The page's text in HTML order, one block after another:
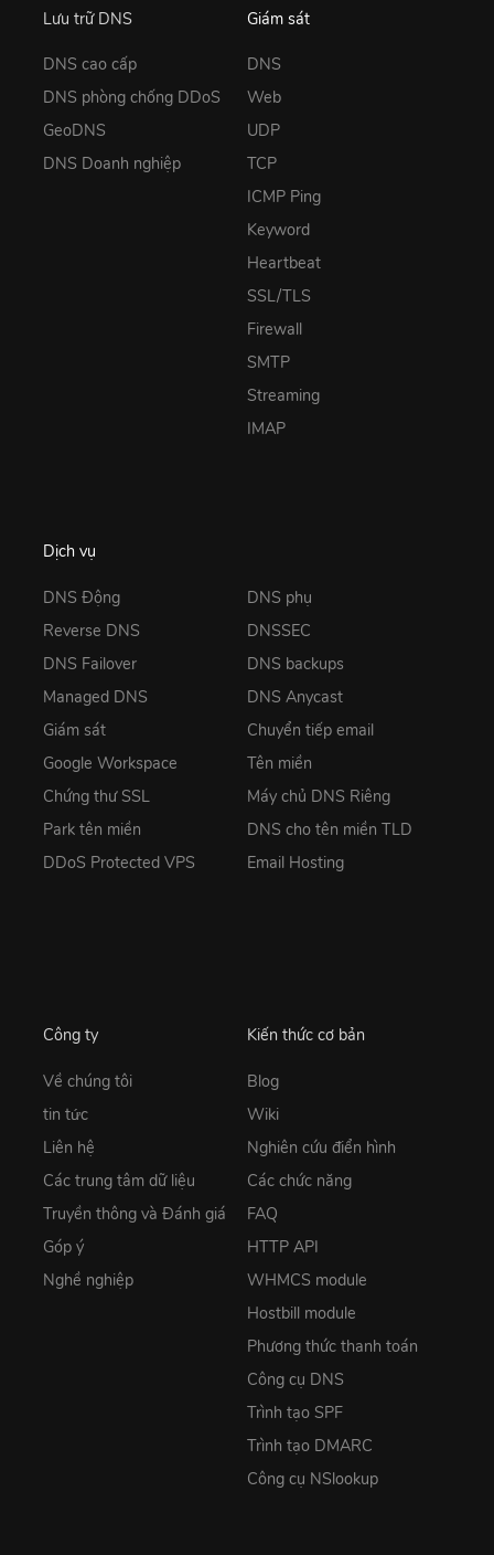
Lưu trữ DNS
DNS cao cấp
DNS phòng chống DDoS
GeoDNS
DNS Doanh nghiệp
Giám sát
DNS
Web
UDP
TCP
ICMP Ping
Keyword
Heartbeat
SSL/TLS
Firewall
SMTP
Streaming
IMAP
Dịch vụ
DNS Động
Reverse DNS
DNS Failover
Managed DNS
Giám sát
Google Workspace
Chứng thư SSL
Park tên miền
DDoS Protected VPS
DNS phụ
DNSSEC
DNS backups
DNS Anycast
Chuyển tiếp email
Tên miền
Máy chủ DNS Riêng
DNS cho tên miền TLD
Email Hosting
Công ty
Về chúng tôi
tin tức
Liên hệ
Các trung tâm dữ liệu
Truyền thông và Đánh giá
Góp ý
Nghề nghiệp
Kiến thức cơ bản
Blog
Wiki
Nghiên cứu điển hình
Các chức năng
FAQ
HTTP API
WHMCS module
Hostbill module
Phương thức thanh toán
Công cụ DNS
Trình tạo SPF
Trình tạo DMARC
Công cụ NSlookup